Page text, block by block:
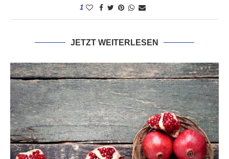
1
JETZT WEITERLESEN